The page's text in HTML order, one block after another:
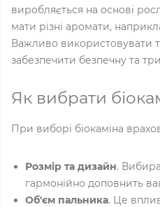
виробляється на основі
мати різні аромати,
Важливо використовувати
забезпечити безпечну та
Як вибрати
При виборі біокаміна
Розмір та дизайн.
гармонійно доповнить
Об'єм пальника. Це